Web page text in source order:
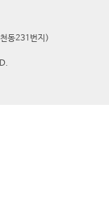
동231번지)